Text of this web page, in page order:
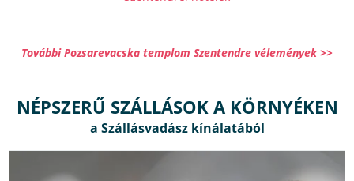
További Pozsarevacska templom Szentendre vélemények >>
NÉPSZERŰ SZÁLLÁSOK A KÖRNYÉKEN